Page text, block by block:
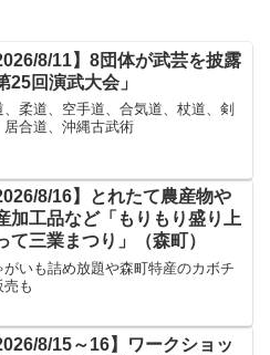
8/11】8団体が武芸を披露
25回演武大会」
、柔道、空手道、合気道、杖道、剣
居合道、沖縄古武術
8/16】とれたて農産物や
加工品など「もりもり盛り上
て三業まつり」（森町）
がいも詰め放題や森町特産のカボチ
売も
8/15～16】ワークショッ